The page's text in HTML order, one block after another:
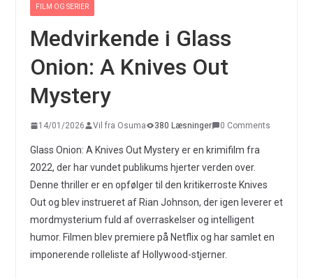
FILM OG SERIER
Medvirkende i Glass
Onion: A Knives Out
Mystery
14/01/2026 Vil fra Osuma 380 Læsninger 0 Comments
Glass Onion: A Knives Out Mystery er en krimifilm fra
2022, der har vundet publikums hjerter verden over.
Denne thriller er en opfølger til den kritikerroste Knives
Out og blev instrueret af Rian Johnson, der igen leverer et
mordmysterium fuld af overraskelser og intelligent
humor. Filmen blev premiere på Netflix og har samlet en
imponerende rolleliste af Hollywood-stjerner.